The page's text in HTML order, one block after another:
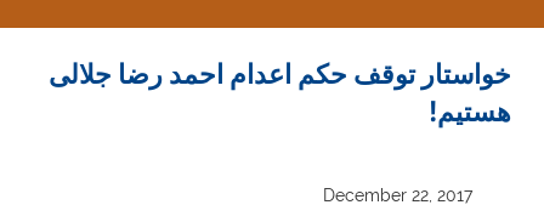
خواستار توقف حکم اعدام احمد رضا جلالی
هستیم!
December 22, 2017